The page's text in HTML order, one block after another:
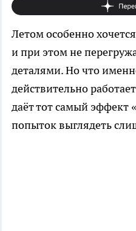
Летом особенно
и при этом не
деталями. Но что
действительно
даёт тот самый эффект
попыток выглядеть